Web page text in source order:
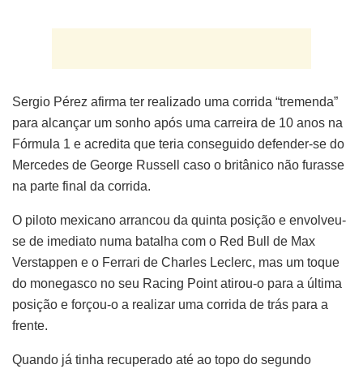
Sergio Pérez afirma ter realizado uma corrida “tremenda”
para alcançar um sonho após uma carreira de 10 anos na
Fórmula 1 e acredita que teria conseguido defender-se do
Mercedes de George Russell caso o britânico não furasse
na parte final da corrida.
O piloto mexicano arrancou da quinta posição e envolveu-
se de imediato numa batalha com o Red Bull de Max
Verstappen e o Ferrari de Charles Leclerc, mas um toque
do monegasco no seu Racing Point atirou-o para a última
posição e forçou-o a realizar uma corrida de trás para a
frente.
Quando já tinha recuperado até ao topo do segundo